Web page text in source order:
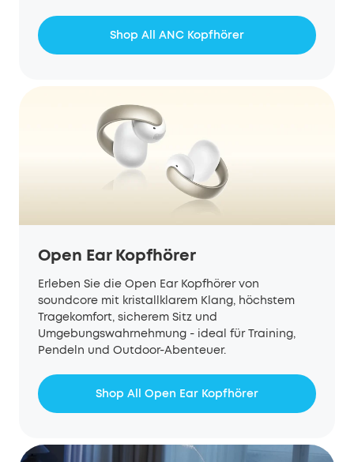
Shop All ANC Kopfhörer
Open Ear Kopfhörer
Erleben Sie die Open Ear Kopfhörer von
soundcore mit kristallklarem Klang, höchstem
Tragekomfort, sicherem Sitz und
Umgebungswahrnehmung - ideal für Training,
Pendeln und Outdoor-Abenteuer.
Shop All Open Ear Kopfhörer